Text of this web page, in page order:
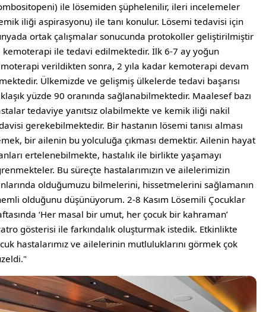
ile lösemiden şüphelenilir, ileri incelemeler
iliği aspirasyonu) ile tanı konulur. Lösemi tedavisi için
ortak çalışmalar sonucunda protokoller geliştirilmiştir
kemoterapi ile tedavi edilmektedir. İlk 6-7 ay yoğun
verildikten sonra, 2 yıla kadar kemoterapi devam
Ülkemizde ve gelişmiş ülkelerde tedavi başarısı
yüzde 90 oranında sağlanabilmektedir. Maalesef bazı
tedaviye yanıtsız olabilmekte ve kemik iliği nakil
gerekebilmektedir. Bir hastanın lösemi tanısı alması
bir ailenin bu yolculuğa çıkması demektir. Ailenin hayat
ertelenebilmekte, hastalık ile birlikte yaşamayı
Bu süreçte hastalarımızın ve ailelerimizin
olduğumuzu bilmelerini, hissetmelerini sağlamanın
olduğunu düşünüyorum. 2-8 Kasım Lösemili Çocuklar
‘Her masal bir umut, her çocuk bir kahraman’
gösterisi ile farkındalık oluşturmak istedik. Etkinlikte
hastalarımız ve ailelerinin mutluluklarını görmek çok